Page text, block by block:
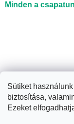
Sütiket
biztosítása,
Ezeket
Minden a